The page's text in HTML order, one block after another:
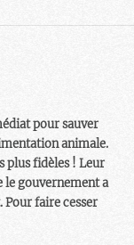
pour sauver
animale.
plus fidèles ! Leur
le gouvernement a
faire cesser